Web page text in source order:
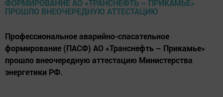
Профессиональное аварийно-спасательное
формирование (ПАСФ) АО «Транснефть – Прикамье»
прошло внеочередную аттестацию Министерства
энергетики РФ.